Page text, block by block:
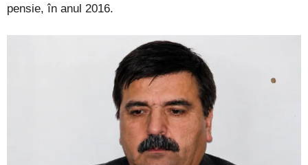
pensie, în anul 2016.